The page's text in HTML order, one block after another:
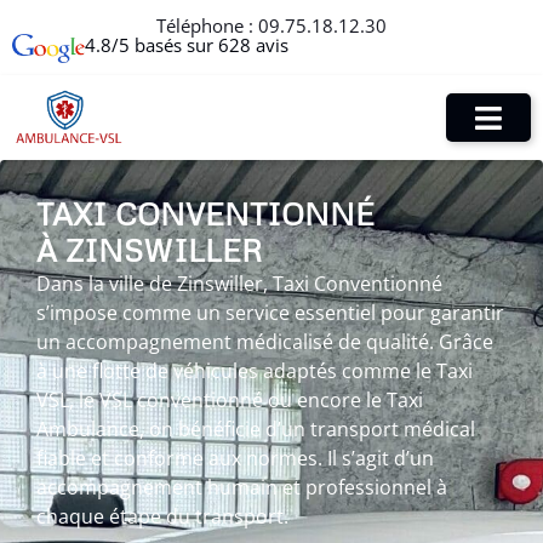
Téléphone : 09.75.18.12.30
4.8/5 basés sur 628 avis
TAXI CONVENTIONNÉ
À ZINSWILLER
Dans la ville de Zinswiller, Taxi Conventionné
s’impose comme un service essentiel pour garantir
un accompagnement médicalisé de qualité. Grâce
à une flotte de véhicules adaptés comme le Taxi
VSL, le VSL conventionné ou encore le Taxi
Ambulance, on bénéficie d’un transport médical
fiable et conforme aux normes. Il s’agit d’un
accompagnement humain et professionnel à
chaque étape du transport.